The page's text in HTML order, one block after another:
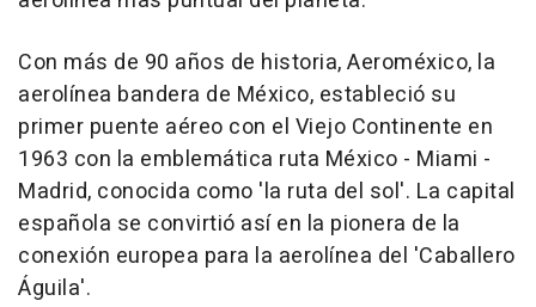
Con más de 90 años de historia, Aeroméxico, la
aerolínea bandera de México, estableció su
primer puente aéreo con el Viejo Continente en
1963 con la emblemática ruta México - Miami -
Madrid, conocida como 'la ruta del sol'. La capital
española se convirtió así en la pionera de la
conexión europea para la aerolínea del 'Caballero
Águila'.